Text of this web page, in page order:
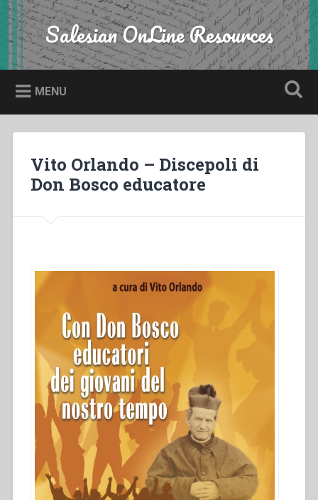
Skip
to
content
Search Salesian OnLine Resources
MENU
Vito Orlando – Discepoli di
Don Bosco educatore